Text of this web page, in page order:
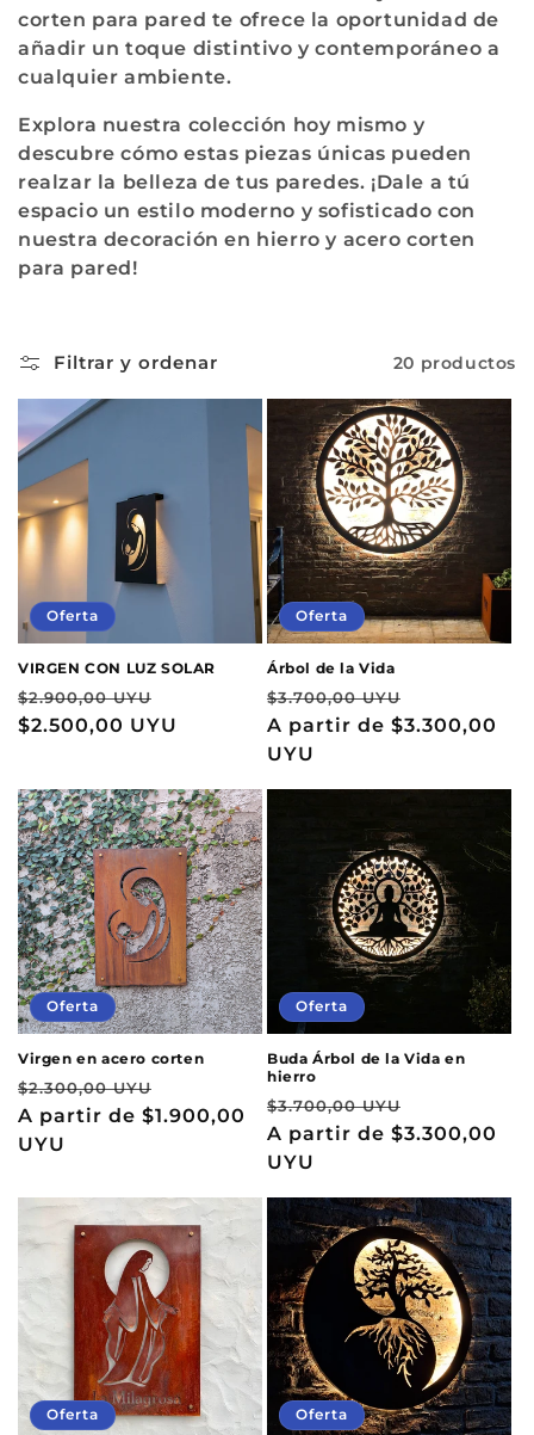
corten para pared te ofrece la oportunidad de
añadir un toque distintivo y contemporáneo a
cualquier ambiente.
Explora nuestra colección hoy mismo y
descubre cómo estas piezas únicas pueden
realzar la belleza de tus paredes. ¡Dale a tú
espacio un estilo moderno y sofisticado con
nuestra decoración en hierro y acero corten
para pared!
Filtrar y ordenar 20 productos
Oferta
VIRGEN CON LUZ SOLAR
Precio
habitual
$2.900,00 UYU
de
$2.500,00 UYU
Oferta
Árbol de la Vida
Precio
habitual
$3.700,00 UYU
de
A partir de $3.300,00
UYU
Oferta
Virgen en acero corten
Precio
habitual
$2.300,00 UYU
de
A partir de $1.900,00
UYU
Oferta
Buda Árbol de la Vida en
hierro
Precio
habitual
$3.700,00 UYU
de
A partir de $3.300,00
UYU
Oferta Oferta